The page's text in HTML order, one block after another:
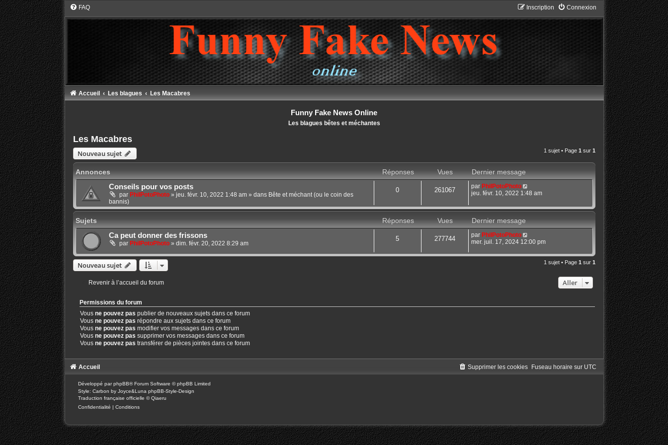
FAQ Connexion
Inscription
Accueil Les blagues Les Macabres
Funny Fake News Online
Les blagues bêtes et méchantes
Les Macabres
Nouveau sujet 1 sujet • Page 1 sur 1
Annonces Réponses Vues
Dernier message
Conseils pour vos posts
par PhilPotoPhoto» jeu. févr. 10, 2022 1:48 am» dans Bête et méchant (ou le coin des
bannis)
0 261067 par PhilPotoPhoto
jeu. févr. 10, 2022 1:48 am
Sujets Réponses Vues
Dernier message
Ca peut donner des frissons
par PhilPotoPhoto» dim. févr. 20, 2022 8:29 am
5 277744 par PhilPotoPhoto
mer. juil. 17, 2024 12:00 pm
Nouveau sujet 1 sujet • Page 1 sur 1
Revenir à l’accueil du forum Aller
Permissions du forum
Vous ne pouvez pas publier de nouveaux sujets dans ce forum
Vous ne pouvez pas répondre aux sujets dans ce forum
Vous ne pouvez pas modifier vos messages dans ce forum
Vous ne pouvez pas supprimer vos messages dans ce forum
Vous ne pouvez pas transférer de pièces jointes dans ce forum
Accueil Fuseau horaire sur UTC
Supprimer les cookies
Développé parphpBB® Forum Software © phpBB Limited
Style: Carbon by Joyce&Luna phpBB-Style-Design
Traduction française officielle ©Qiaeru
Confidentialité
Conditions